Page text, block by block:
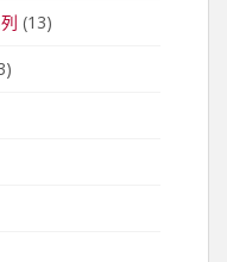
(13)